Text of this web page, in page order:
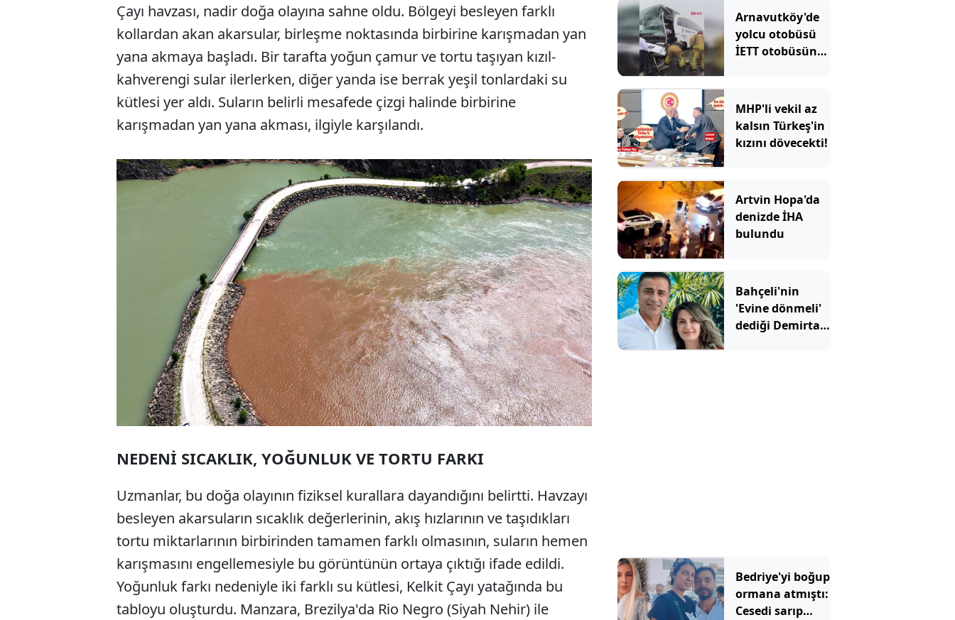
Çayı havzası, nadir doğa olayına sahne oldu. Bölgeyi besleyen farklı
kollardan akan akarsular, birleşme noktasında birbirine karışmadan yan
yana akmaya başladı. Bir tarafta yoğun çamur ve tortu taşıyan kızıl-
kahverengi sular ilerlerken, diğer yanda ise berrak yeşil tonlardaki su
kütlesi yer aldı. Suların belirli mesafede çizgi halinde birbirine
karışmadan yan yana akması, ilgiyle karşılandı.
NEDENİ SICAKLIK, YOĞUNLUK VE TORTU FARKI
Uzmanlar, bu doğa olayının fiziksel kurallara dayandığını belirtti. Havzayı
besleyen akarsuların sıcaklık değerlerinin, akış hızlarının ve taşıdıkları
tortu miktarlarının birbirinden tamamen farklı olmasının, suların hemen
karışmasını engellemesiyle bu görüntünün ortaya çıktığı ifade edildi.
Yoğunluk farkı nedeniyle iki farklı su kütlesi, Kelkit Çayı yatağında bu
tabloyu oluşturdu. Manzara, Brezilya'da Rio Negro (Siyah Nehir) ile
Arnavutköy'de
yolcu otobüsü
İETT otobüsüne
MHP'li vekil az
kalsın Türkeş'in
kızını dövecekti!
Artvin Hopa'da
denizde İHA
bulundu
Bahçeli'nin
'Evine dönmeli'
dediği Demirtaş
Bedriye'yi boğup
ormana atmıştı:
Cesedi sarıp